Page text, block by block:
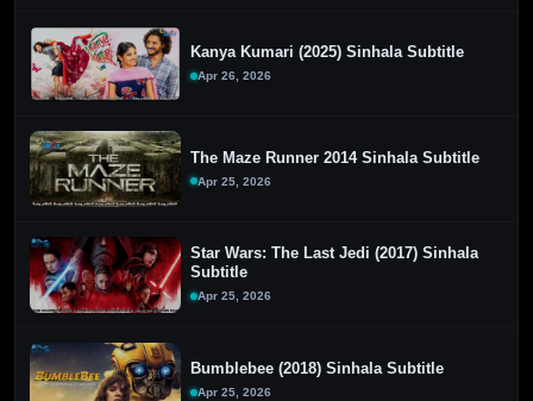
Kanya Kumari (2025) Sinhala Subtitle
Apr 26, 2026
The Maze Runner 2014 Sinhala Subtitle
Apr 25, 2026
Star Wars: The Last Jedi (2017) Sinhala
Subtitle
Apr 25, 2026
Bumblebee (2018) Sinhala Subtitle
Apr 25, 2026